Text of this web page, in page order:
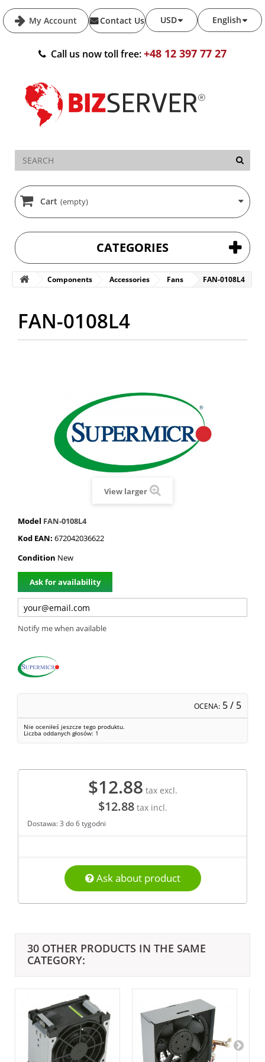
My Account English
USD
Contact Us
Call us now toll free:+48 12 397 77 27
Cart (empty)
CATEGORIES
Components Accessories Fans FAN-0108L4
FAN-0108L4
View larger
Model FAN-0108L4
Kod EAN: 672042036622
Condition New
Ask for availability
Notify me when available
OCENA: 5/ 5
Nie oceniłeś jeszcze tego produktu.
Liczba oddanych głosów: 1
$12.88 tax excl.
$12.88tax incl.
Dostawa: 3 do 6 tygodni
Ask about product
30 OTHER PRODUCTS IN THE SAME
CATEGORY: